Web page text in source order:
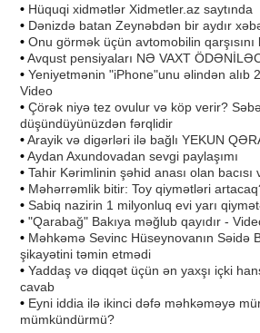
• Hüquqi xidmətlər Xidmetler.az saytında
• Dənizdə batan Zeynəbdən bir aydır
• Onu görmək üçün avtomobilin
•Avqust pensiyaları NƏ VAXT
• Yeniyetmənin "iPhone"unu əlindən alıb
Video
• Çörək niyə tez ovulur və köp verir?
düşündüyünüzdən fərqlidir
•Arayik və digərləri ilə bağlı YEKUN
•Aydan Axundovadan sevgi paylaşımı
• Tahir Kərimlinin şəhid anası olan bacısı
• Məhərrəmlik bitir: Toy qiymətləri
• Sabiq nazirin 1 milyonluq evi yarı
• "Qarabağ" Bakıya məğlub qayıdır -
• Məhkəmə Sevinc Hüseynovanın Səidə
şikayətini təmin etmədi
• Yaddaş və diqqət üçün ən yaxşı içki
cavab
• Eyni iddia ilə ikinci dəfə məhkəməyə
mümkündürmü?